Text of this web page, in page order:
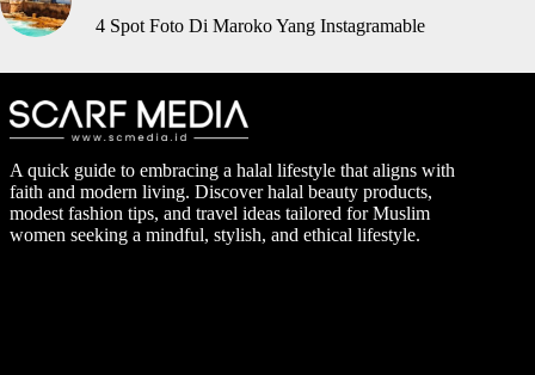
4 Spot Foto Di Maroko Yang Instagramable
A quick guide to embracing a halal lifestyle that aligns with
faith and modern living. Discover halal beauty products,
modest fashion tips, and travel ideas tailored for Muslim
women seeking a mindful, stylish, and ethical lifestyle.